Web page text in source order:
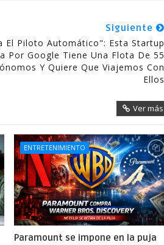
Siguiente
El Piloto Automático": Esta Startup
Por Google Tiene Una Flota De 55
Y Quiere Que Viajemos Con
Ellos
Ver más
ENTRETENIMIENTO
Paramount se impone en la puja